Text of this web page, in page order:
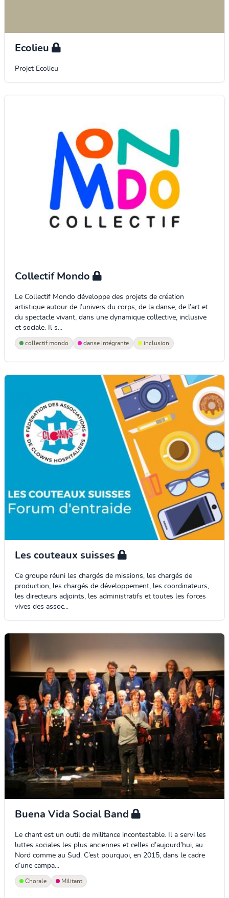
Ecolieu
Projet Ecolieu
Collectif Mondo
Le Collectif Mondo développe des projets de création
artistique autour de l’univers du corps, de la danse, de l’art et
du spectacle vivant, dans une dynamique collective, inclusive
et sociale. Il s...
collectif mondo danse intégrante inclusion
Les couteaux suisses
Ce groupe réuni les chargés de missions, les chargés de
production, les chargés de développement, les coordinateurs,
les directeurs adjoints, les administratifs et toutes les forces
vives des assoc...
Buena Vida Social Band
Le chant est un outil de militance incontestable. Il a servi les
luttes sociales les plus anciennes et celles d’aujourd’hui, au
Nord comme au Sud. C’est pourquoi, en 2015, dans le cadre
d’une campa...
Chorale Militant